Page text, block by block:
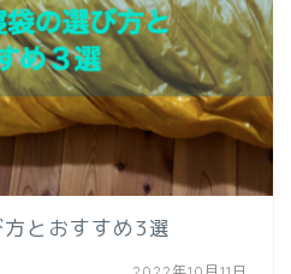
とおすすめ3選